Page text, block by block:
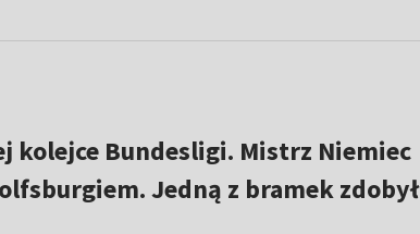
kolejce Bundesligi. Mistrz Niemiec
Jedną z bramek zdobył